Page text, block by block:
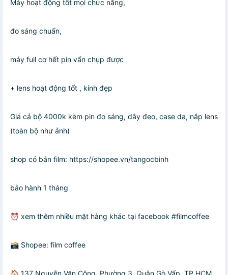
Máy hoạt động tốt mọi chức năng,
đo sáng chuẩn,
máy full cơ hết pin vẩn chụp được
+ lens hoạt động tốt , kính đẹp
Giá cả bộ 4000k kèm pin đo sáng, dây đeo, case da, nắp lens
(toàn bộ như ảnh)
shop có bán film: https://shopee.vn/tangocbinh
bảo hành 1 tháng
⏰ xem thêm nhiều mặt hàng khác tại facebook #filmcoffee
📸 Shopee: film coffee
🏠 137 Nguyễn Văn Công, Phường 3, Quận Gò Vấp, TP.HCM.